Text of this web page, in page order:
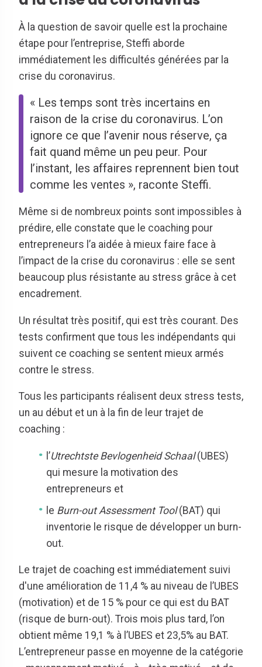
À la question de savoir quelle est la prochaine
étape pour l’entreprise, Steffi aborde
immédiatement les difficultés générées par la
crise du coronavirus.
« Les temps sont très incertains en
raison de la crise du coronavirus. L’on
ignore ce que l’avenir nous réserve, ça
fait quand même un peu peur. Pour
l’instant, les affaires reprennent bien tout
comme les ventes », raconte Steffi.
Même si de nombreux points sont impossibles à
prédire, elle constate que le coaching pour
entrepreneurs l’a aidée à mieux faire face à
l’impact de la crise du coronavirus : elle se sent
beaucoup plus résistante au stress grâce à cet
encadrement.
Un résultat très positif, qui est très courant. Des
tests confirment que tous les indépendants qui
suivent ce coaching se sentent mieux armés
contre le stress.
Tous les participants réalisent deux stress tests,
un au début et un à la fin de leur trajet de
coaching :
l’Utrechtste Bevlogenheid Schaal(UBES)
qui mesure la motivation des
entrepreneurs et
le Burn-out Assessment Tool(BAT) qui
inventorie le risque de développer un burn-
out.
Le trajet de coaching est immédiatement suivi
d'une amélioration de 11,4 % au niveau de l’UBES
(motivation) et de 15 % pour ce qui est du BAT
(risque de burn-out). Trois mois plus tard, l’on
obtient même 19,1 % à l’UBES et 23,5% au BAT.
L’entrepreneur passe en moyenne de la catégorie